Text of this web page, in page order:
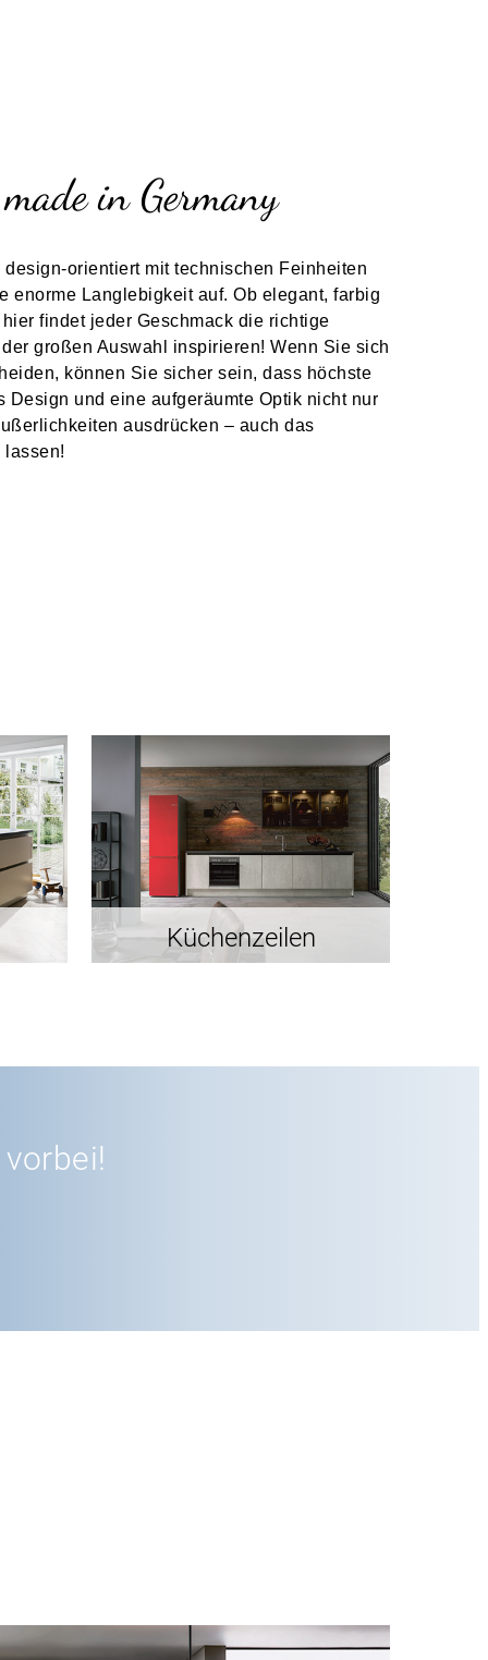
in Germany
orientiert mit technischen Feinheiten
enorme Langlebigkeit auf. Ob elegant, farbig
findet jeder Geschmack die richtige
großen Auswahl inspirieren! Wenn Sie sich
können Sie sicher sein, dass höchste
Design und eine aufgeräumte Optik nicht nur
ausdrücken – auch das
lassen!
Küchenzeilen